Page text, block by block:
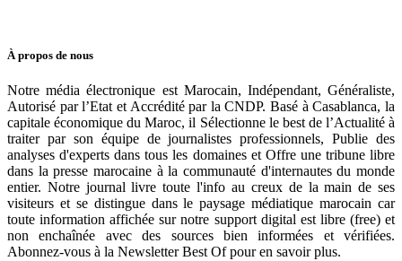
À propos de nous
Notre média électronique est Marocain, Indépendant, Généraliste,
Autorisé par l’Etat et Accrédité par la CNDP. Basé à Casablanca, la
capitale économique du Maroc, il Sélectionne le best de l’Actualité à
traiter par son équipe de journalistes professionnels, Publie des
analyses d'experts dans tous les domaines et Offre une tribune libre
dans la presse marocaine à la communauté d'internautes du monde
entier. Notre journal livre toute l'info au creux de la main de ses
visiteurs et se distingue dans le paysage médiatique marocain car
toute information affichée sur notre support digital est libre (free) et
non enchaînée avec des sources bien informées et vérifiées.
Abonnez-vous à la Newsletter Best Of pour en savoir plus.